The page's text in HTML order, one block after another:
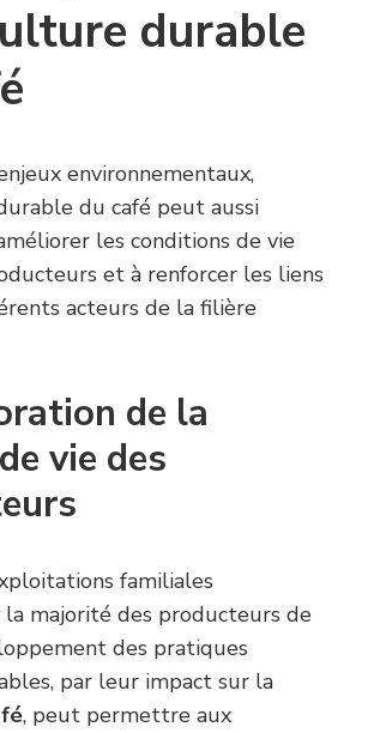
durable
environnementaux,
du café peut aussi
les conditions de vie
et à renforcer les liens
acteurs de la filière
de la
vie des
familiales
majorité des producteurs de
des pratiques
par leur impact sur la
, peut permettre aux